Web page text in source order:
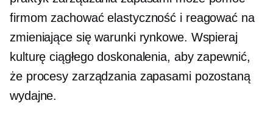
firmom zachować elastyczność i reagować na
zmieniające się warunki rynkowe. Wspieraj
kulturę ciągłego doskonalenia, aby zapewnić,
że procesy zarządzania zapasami pozostaną
wydajne.